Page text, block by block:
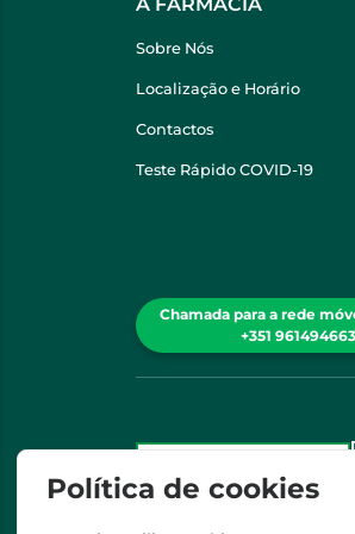
Sobre Nós
Localização e Horário
Contactos
Teste Rápido COVID-19
Chamada para a rede
+351 961494663
Política de cookies